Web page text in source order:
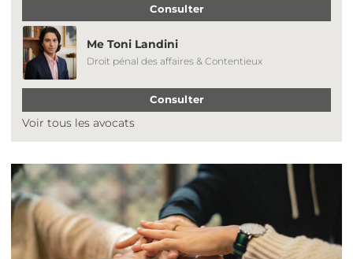
Consulter
Me Toni Landini
Droit pénal des affaires & Contentieux
Consulter
Voir tous les avocats